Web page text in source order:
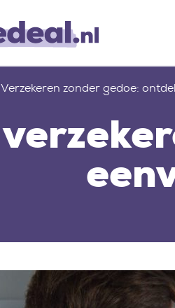
Verzekeren zonder gedoe: